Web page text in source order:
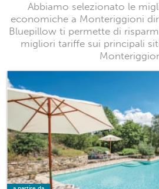
Abbiamo selezionato le
economiche a Monteriggioni
Bluepillow ti permette di
migliori tariffe sui principali